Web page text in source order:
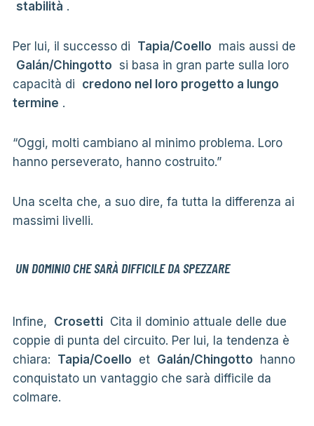
stabilità .
Per lui, il successo di Tapia/Coello mais aussi de
Galán/Chingotto si basa in gran parte sulla loro
capacità di credono nel loro progetto a lungo
termine .
“Oggi, molti cambiano al minimo problema. Loro
hanno perseverato, hanno costruito.”
Una scelta che, a suo dire, fa tutta la differenza ai
massimi livelli.
UN DOMINIO CHE SARÀ DIFFICILE DA SPEZZARE
Infine, CrosettiCita il dominio attuale delle due
coppie di punta del circuito. Per lui, la tendenza è
chiara: Tapia/Coello et Galán/Chingotto hanno
conquistato un vantaggio che sarà difficile da
colmare.